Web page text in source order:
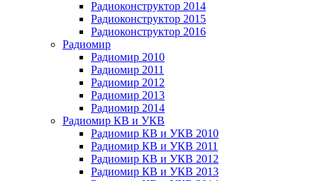
Радиоконструктор 2014
Радиоконструктор 2015
Радиоконструктор 2016
Радиомир
Радиомир 2010
Радиомир 2011
Радиомир 2012
Радиомир 2013
Радиомир 2014
Радиомир КВ и УКВ
Радиомир КВ и УКВ 2010
Радиомир КВ и УКВ 2011
Радиомир КВ и УКВ 2012
Радиомир КВ и УКВ 2013